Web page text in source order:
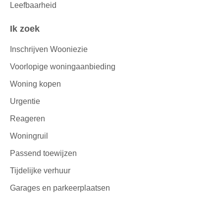
Leefbaarheid
Ik zoek
Inschrijven Wooniezie
Voorlopige woningaanbieding
Woning kopen
Urgentie
Reageren
Woningruil
Passend toewijzen
Tijdelijke verhuur
Garages en parkeerplaatsen